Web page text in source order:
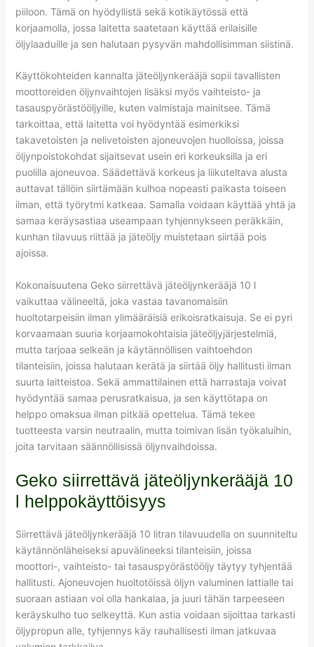
piiloon. Tämä on hyödyllistä sekä kotikäytössä että
korjaamolla, jossa laitetta saatetaan käyttää erilaisille
öljylaaduille ja sen halutaan pysyvän mahdollisimman siistinä.
Käyttökohteiden kannalta jäteöljynkerääjä sopii tavallisten
moottoreiden öljynvaihtojen lisäksi myös vaihteisto- ja
tasauspyörästööljyille, kuten valmistaja mainitsee. Tämä
tarkoittaa, että laitetta voi hyödyntää esimerkiksi
takavetoisten ja nelivetoisten ajoneuvojen huolloissa, joissa
öljynpoistokohdat sijaitsevat usein eri korkeuksilla ja eri
puolilla ajoneuvoa. Säädettävä korkeus ja liikuteltava alusta
auttavat tällöin siirtämään kulhoa nopeasti paikasta toiseen
ilman, että työrytmi katkeaa. Samalla voidaan käyttää yhtä ja
samaa keräysastiaa useampaan tyhjennykseen peräkkäin,
kunhan tilavuus riittää ja jäteöljy muistetaan siirtää pois
ajoissa.
Kokonaisuutena Geko siirrettävä jäteöljynkerääjä 10 l
vaikuttaa välineeltä, joka vastaa tavanomaisiin
huoltotarpeisiin ilman ylimääräisiä erikoisratkaisuja. Se ei pyri
korvaamaan suuria korjaamokohtaisia jäteöljyjärjestelmiä,
mutta tarjoaa selkeän ja käytännöllisen vaihtoehdon
tilanteisiin, joissa halutaan kerätä ja siirtää öljy hallitusti ilman
suurta laitteistoa. Sekä ammattilainen että harrastaja voivat
hyödyntää samaa perusratkaisua, ja sen käyttötapa on
helppo omaksua ilman pitkää opettelua. Tämä tekee
tuotteesta varsin neutraalin, mutta toimivan lisän työkaluihin,
joita tarvitaan säännöllisissä öljynvaihdoissa.
Geko siirrettävä jäteöljynkerääjä 10
l helppokäyttöisyys
Siirrettävä jäteöljynkerääjä 10 litran tilavuudella on suunniteltu
käytännönläheiseksi apuvälineeksi tilanteisiin, joissa
moottori-, vaihteisto- tai tasauspyörästööljy täytyy tyhjentää
hallitusti. Ajoneuvojen huoltotöissä öljyn valuminen lattialle tai
suoraan astiaan voi olla hankalaa, ja juuri tähän tarpeeseen
keräyskulho tuo selkeyttä. Kun astia voidaan sijoittaa tarkasti
öljypropun alle, tyhjennys käy rauhallisesti ilman jatkuvaa